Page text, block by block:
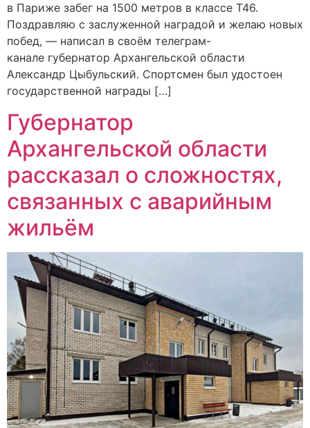
в Париже забег на 1500 метров в классе Т46.
Поздравляю с заслуженной наградой и желаю новых
побед, — написал в своём телеграм-
канале губернатор Архангельской области
Александр Цыбульский. Спортсмен был удостоен
государственной награды […]
Губернатор
Архангельской области
рассказал о сложностях,
связанных с аварийным
жильём